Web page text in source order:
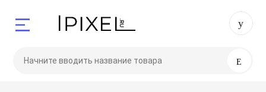
Назад
Назад
Назад
Назад
Назад
Назад
Назад
или